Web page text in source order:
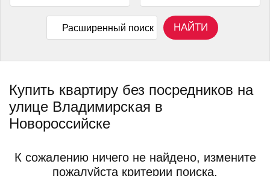
Расширенный поиск НАЙТИ
Купить квартиру без посредников на
улице Владимирская в
Новороссийске
К сожалению ничего не найдено, измените
пожалуйста критерии поиска.